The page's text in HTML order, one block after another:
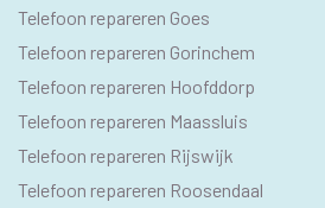
Telefoon repareren Goes
Telefoon repareren Gorinchem
Telefoon repareren Hoofddorp
Telefoon repareren Maassluis
Telefoon repareren Rijswijk
Telefoon repareren Roosendaal